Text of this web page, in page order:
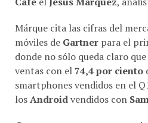
móviles deGartnerpara el
donde no sólo queda claro que
ventas con el74,4 por ciento
smartphones vendidos en el
losAndroidvendidos con